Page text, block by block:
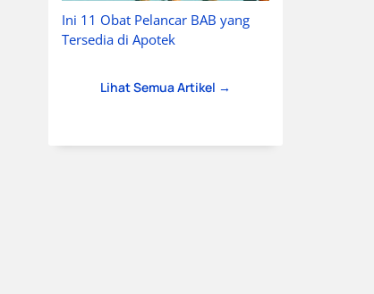
Ini 11 Obat Pelancar BAB yang
Tersedia di Apotek
Lihat Semua Artikel →